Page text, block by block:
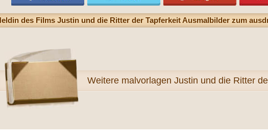
des Films Justin und die Ritter der Tapferkeit Ausmalbilder zum
Weitere malvorlagen Justin und die Ritter